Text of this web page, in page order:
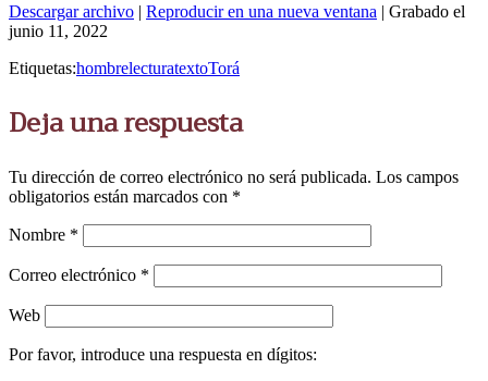
Descargar archivo | Reproducir en una nueva ventana | Grabado el
junio 11, 2022
Etiquetas:hombrelecturatextoTorá
Deja una respuesta
Tu dirección de correo electrónico no será publicada. Los campos
obligatorios están marcados con *
Nombre *
Correo electrónico *
Web
Por favor, introduce una respuesta en dígitos: